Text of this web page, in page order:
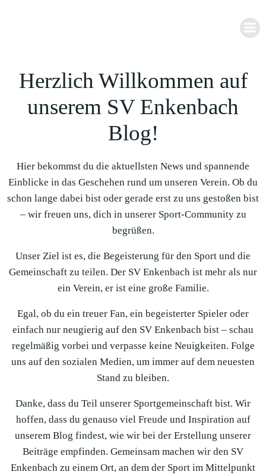
Herzlich Willkommen auf
unserem SV Enkenbach
Blog!
Hier bekommst du die aktuellsten News und spannende
Einblicke in das Geschehen rund um unseren Verein. Ob du
schon lange dabei bist oder gerade erst zu uns gestoßen bist
– wir freuen uns, dich in unserer Sport-Community zu
begrüßen.
Unser Ziel ist es, die Begeisterung für den Sport und die
Gemeinschaft zu teilen. Der SV Enkenbach ist mehr als nur
ein Verein, er ist eine große Familie.
Egal, ob du ein treuer Fan, ein begeisterter Spieler oder
einfach nur neugierig auf den SV Enkenbach bist – schau
regelmäßig vorbei und verpasse keine Neuigkeiten. Folge
uns auf den sozialen Medien, um immer auf dem neuesten
Stand zu bleiben.
Danke, dass du Teil unserer Sportgemeinschaft bist. Wir
hoffen, dass du genauso viel Freude und Inspiration auf
unserem Blog findest, wie wir bei der Erstellung unserer
Beiträge empfinden. Gemeinsam machen wir den SV
Enkenbach zu einem Ort, an dem der Sport im Mittelpunkt